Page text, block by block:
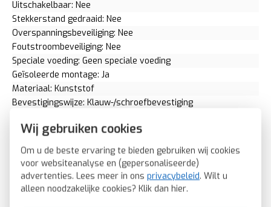
Wij gebruiken cookies
Om u de beste ervaring te bieden gebruiken wij cookies
voor websiteanalyse en (gepersonaliseerde)
advertenties. Lees meer in ons privacybeleid. Wilt u
alleen noodzakelijke cookies? Klik dan hier.
Uitschakelbaar: Nee
Stekkerstand gedraaid: Nee
Overspanningsbeveiliging: Nee
Foutstroombeveiliging: Nee
Speciale voeding: Geen speciale voeding
Geïsoleerde montage: Ja
Materiaal: Kunststof
Bevestigingswijze: Klauw-/schroefbevestiging
Opdruk/indicatie: Geen
RAL-nummer (vergelijkbaar): 9006
Slagvastheid: IK05
Transparant: Nee
Uitvoering oppervlakte: Mat